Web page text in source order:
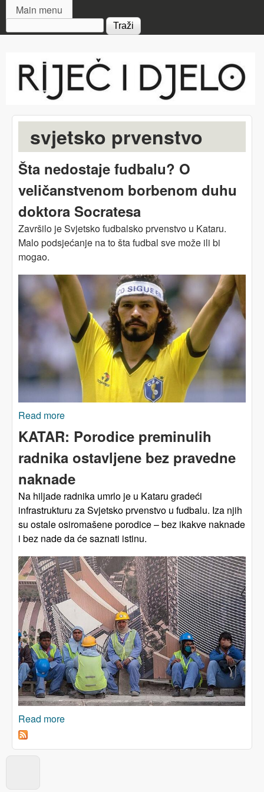
MAIN MENU
Main menu
Search form
i djelo
svjetsko prvenstvo
Šta nedostaje fudbalu? O
veličanstvenom borbenom duhu
doktora Socratesa
Završilo je Svjetsko fudbalsko prvenstvo u Kataru.
Malo podsjećanje na to šta fudbal sve može ili bi
mogao.
Read more
veličanstvenom borbenom duhu doktora
Socratesa
KATAR: Porodice preminulih
radnika ostavljene bez pravedne
naknade
Na hiljade radnika umrlo je u Kataru gradeći
infrastrukturu za Svjetsko prvenstvo u fudbalu. Iza njih
su ostale osiromašene porodice – bez ikakve naknade
i bez nade da će saznati istinu.
Read more